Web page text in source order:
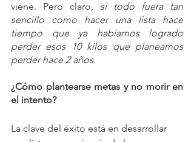
viene. Pero claro, si todo fuera tan
sencillo como hacer una lista hace
tiempo que ya habíamos logrado
perder esos 10 kilos que planeamos
perder hace 2 años.
¿Cómo plantearse metas y no morir en
el intento?
La clave del éxito está en desarrollar